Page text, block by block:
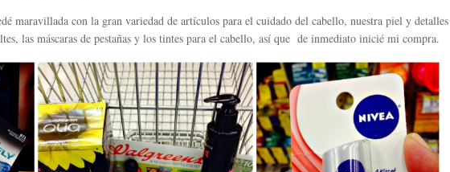
maravillada con la gran variedad de artículos para el cuidado del cabello, nuestra piel y detalles
las máscaras de pestañas y los tintes para el cabello, así que de inmediato inicié mi compra.